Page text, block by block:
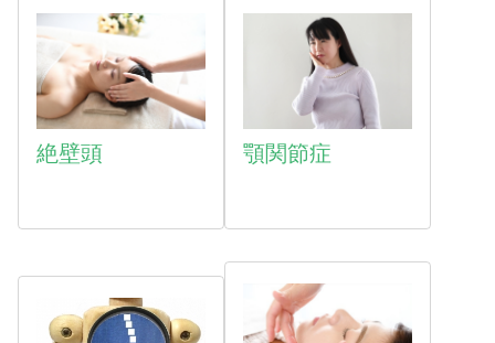
絶壁頭 顎関節症